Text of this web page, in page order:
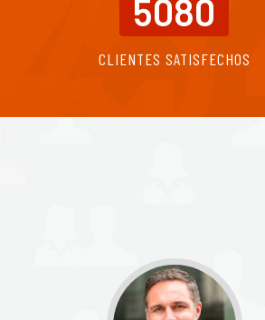
5080
CLIENTES SATISFECHOS